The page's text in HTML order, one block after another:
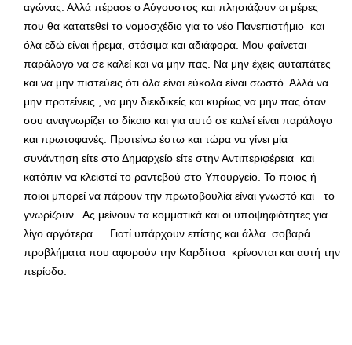
αγώνας. Αλλά πέρασε ο Αύγουστος και πλησιάζουν οι μέρες
που θα κατατεθεί το νομοσχέδιο για το νέο Πανεπιστήμιο και
όλα εδώ είναι ήρεμα, στάσιμα και αδιάφορα. Μου φαίνεται
παράλογο να σε καλεί και να μην πας. Να μην έχεις αυταπάτες
και να μην πιστεύεις ότι όλα είναι εύκολα είναι σωστό. Αλλά να
μην προτείνεις , να μην διεκδικείς και κυρίως να μην πας όταν
σου αναγνωρίζει το δίκαιο και για αυτό σε καλεί είναι παράλογο
και πρωτοφανές. Προτείνω έστω και τώρα να γίνει μία
συνάντηση είτε στο Δημαρχείο είτε στην Αντιπεριφέρεια και
κατόπιν να κλειστεί το ραντεβού στο Υπουργείο. Το ποιος ή
ποιοι μπορεί να πάρουν την πρωτοβουλία είναι γνωστό και το
γνωρίζουν . Ας μείνουν τα κομματικά και οι υποψηφιότητες για
λίγο αργότερα…. Γιατί υπάρχουν επίσης και άλλα σοβαρά
προβλήματα που αφορούν την Καρδίτσα κρίνονται και αυτή την
περίοδο.